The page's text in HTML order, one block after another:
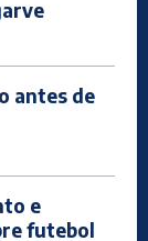
antes de
e
futebol